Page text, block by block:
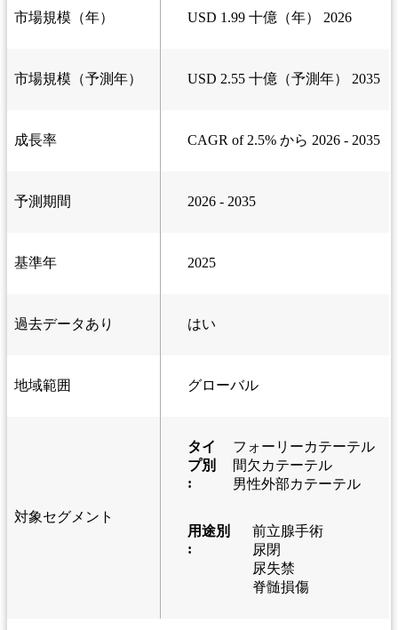
市場規模（年） USD 1.99 十億（年） 2026
市場規模（予測年） USD 2.55 十億（予測年） 2035
成長率 CAGR of 2.5% から 2026 - 2035
予測期間 2026 - 2035
基準年 2025
過去データあり はい
地域範囲 グローバル
対象セグメント
タイ
プ別
:
フォーリーカテーテル
間欠カテーテル
男性外部カテーテル
用途別
:
前立腺手術
尿閉
尿失禁
脊髄損傷